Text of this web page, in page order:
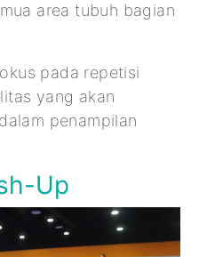
area tubuh bagian
pada repetisi
yang akan
penampilan
Up